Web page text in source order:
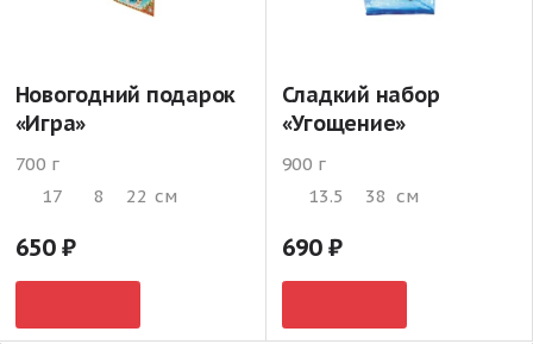
Новогодний подарок
«Игра»
700 г
17
8 22 см
650
Сладкий набор
«Угощение»
900 г
13.5
38 см
690